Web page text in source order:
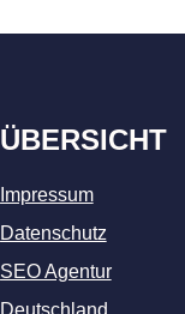
ÜBERSICHT
Impressum
Datenschutz
SEO Agentur
Deutschland